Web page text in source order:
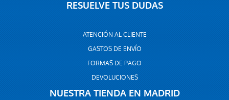
RESUELVE TUS DUDAS
ATENCIÓN AL CLIENTE
GASTOS DE ENVÍO
FORMAS DE PAGO
DEVOLUCIONES
NUESTRA TIENDA EN MADRID